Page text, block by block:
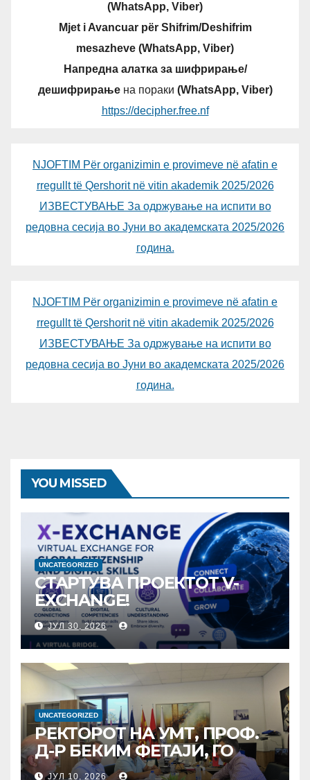
(WhatsApp, Viber)
Mjet i Avancuar për Shifrim/Deshifrim
mesazheve (WhatsApp, Viber)
Напредна алатка за шифрирање/
дешифрирањена пораки (WhatsApp, Viber)
https://decipher.free.nf
NJOFTIM Për organizimin e provimeve në afatin e
rregullt të Qershorit në vitin akademik 2025/2026
ИЗВЕСТУВАЊЕ За одржување на испити во
редовна сесија во Јуни во академската 2025/2026
година.
NJOFTIM Për organizimin e provimeve në afatin e
rregullt të Qershorit në vitin akademik 2025/2026
ИЗВЕСТУВАЊЕ За одржување на испити во
редовна сесија во Јуни во академската 2025/2026
година.
YOU MISSED
UNCATEGORIZED
СТАРТУВА ПРОЕКТОТ V-
EXCHANGE!
УНИВЕРЗИТЕТОТ „МАЈКА
ТЕРЕЗА“ ВО СКОПЈЕ ЈА
ПРЕДВОДИ
МЕЃУНАРОДНАТА
ИНИЦИЈАТИВА ЗА
ДИГИТАЛНО
ОБРАЗОВАНИЕ И
ГЛОБАЛНО ГРАЃАНСТВО
ЈУЛ 30, 2026
UNCATEGORIZED
РЕКТОРОТ НА УМТ, ПРОФ.
Д-Р БЕКИМ ФЕТАЈИ, ГО
ПРЕЧЕКА НА ОФИЦИЈАЛНА
ЈУЛ 10, 2026